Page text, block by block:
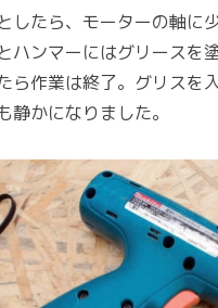
したら、モーターの軸に
ハンマーにはグリースを
ら作業は終了。グリスを
静かになりました。